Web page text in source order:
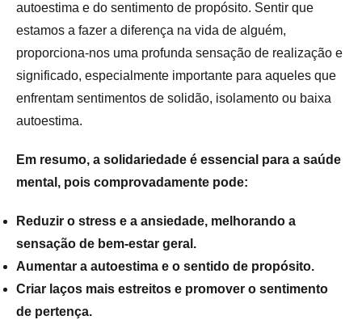
autoestima e do sentimento de propósito. Sentir que
estamos a fazer a diferença na vida de alguém,
proporciona-nos uma profunda sensação de realização e
significado, especialmente importante para aqueles que
enfrentam sentimentos de solidão, isolamento ou baixa
autoestima.
Em resumo, a solidariedade é essencial para a saúde
mental, pois comprovadamente pode:
Reduzir o stress e a ansiedade, melhorando a
sensação de bem-estar geral.
Aumentar a autoestima e o sentido de propósito.
Criar laços mais estreitos e promover o sentimento
de pertença.